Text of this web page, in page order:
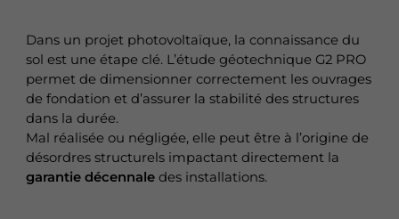
Dans un projet photovoltaïque, la connaissance du
sol est une étape clé. L’étude géotechnique G2 PRO
permet de dimensionner correctement les ouvrages
de fondation et d’assurer la stabilité des structures
dans la durée.
Mal réalisée ou négligée, elle peut être à l’origine de
désordres structurels impactant directement la
garantie décennale des installations.